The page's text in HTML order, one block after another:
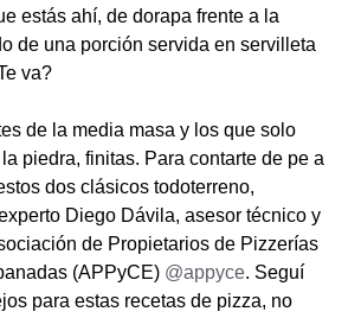
estás ahí, de dorapa frente a la
de una porción servida en servilleta
va?
de la media masa y los que solo
piedra, finitas. Para contarte de pe a
dos clásicos todoterreno,
Diego Dávila, asesor técnico y
de Propietarios de Pizzerías
(APPyCE) @appyce. Seguí
para estas recetas de pizza, no